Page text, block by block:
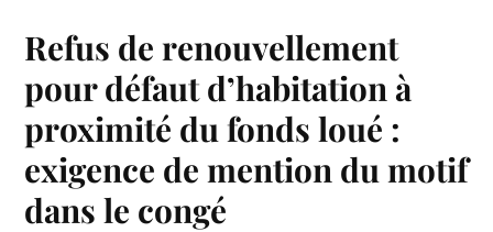
Refus de renouvellement
pour défaut d’habitation à
proximité du fonds loué :
exigence de mention du motif
dans le congé